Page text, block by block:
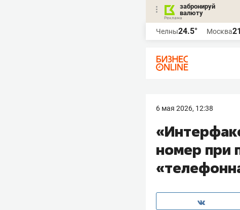
забронируй
валюту
Челны24.5° Москва
6 мая 2026, 12:38
номер при